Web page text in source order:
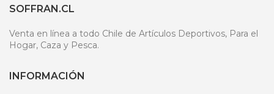
SOFFRAN.CL
Venta en línea a todo Chile de Artículos Deportivos, Para el
Hogar, Caza y Pesca.
INFORMACIÓN